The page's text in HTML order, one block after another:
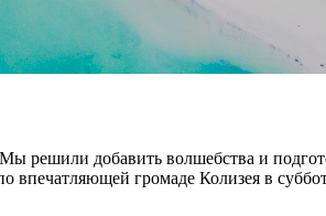
решили добавить волшебства и
громаде Колизея в